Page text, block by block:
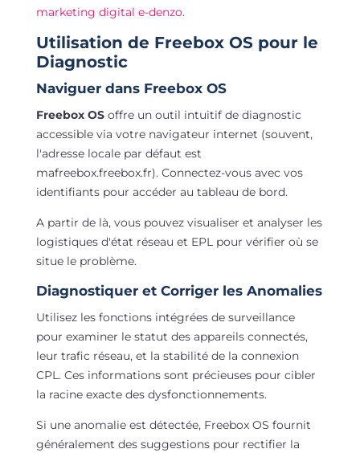
marketing digital e-denzo.
Utilisation de Freebox OS pour le
Diagnostic
Naviguer dans Freebox OS
Freebox OSoffre un outil intuitif de diagnostic
accessible via votre navigateur internet (souvent,
l'adresse locale par défaut est
mafreebox.freebox.fr). Connectez-vous avec vos
identifiants pour accéder au tableau de bord.
A partir de là, vous pouvez visualiser et analyser les
logistiques d'état réseau et EPL pour vérifier où se
situe le problème.
Diagnostiquer et Corriger les Anomalies
Utilisez les fonctions intégrées de surveillance
pour examiner le statut des appareils connectés,
leur trafic réseau, et la stabilité de la connexion
CPL. Ces informations sont précieuses pour cibler
la racine exacte des dysfonctionnements.
Si une anomalie est détectée, Freebox OS fournit
généralement des suggestions pour rectifier la